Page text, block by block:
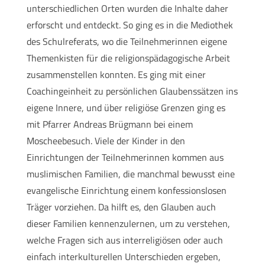
unterschiedlichen Orten wurden die Inhalte daher
erforscht und entdeckt. So ging es in die Mediothek
des Schulreferats, wo die Teilnehmerinnen eigene
Themenkisten für die religionspädagogische Arbeit
zusammenstellen konnten. Es ging mit einer
Coachingeinheit zu persönlichen Glaubenssätzen ins
eigene Innere, und über religiöse Grenzen ging es
mit Pfarrer Andreas Brügmann bei einem
Moscheebesuch. Viele der Kinder in den
Einrichtungen der Teilnehmerinnen kommen aus
muslimischen Familien, die manchmal bewusst eine
evangelische Einrichtung einem konfessionslosen
Träger vorziehen. Da hilft es, den Glauben auch
dieser Familien kennenzulernen, um zu verstehen,
welche Fragen sich aus interreligiösen oder auch
einfach interkulturellen Unterschieden ergeben,